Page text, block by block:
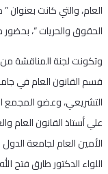
العام، والتي كانت
الحقوق والحريات “،
وتكونت لجنة المناقشة
قسم القانون العام في
التشريعي، وعضو المجمع
علي أستاذ القانون
الأمين العام لجامعة
اللواء الدكتور طارق فتح